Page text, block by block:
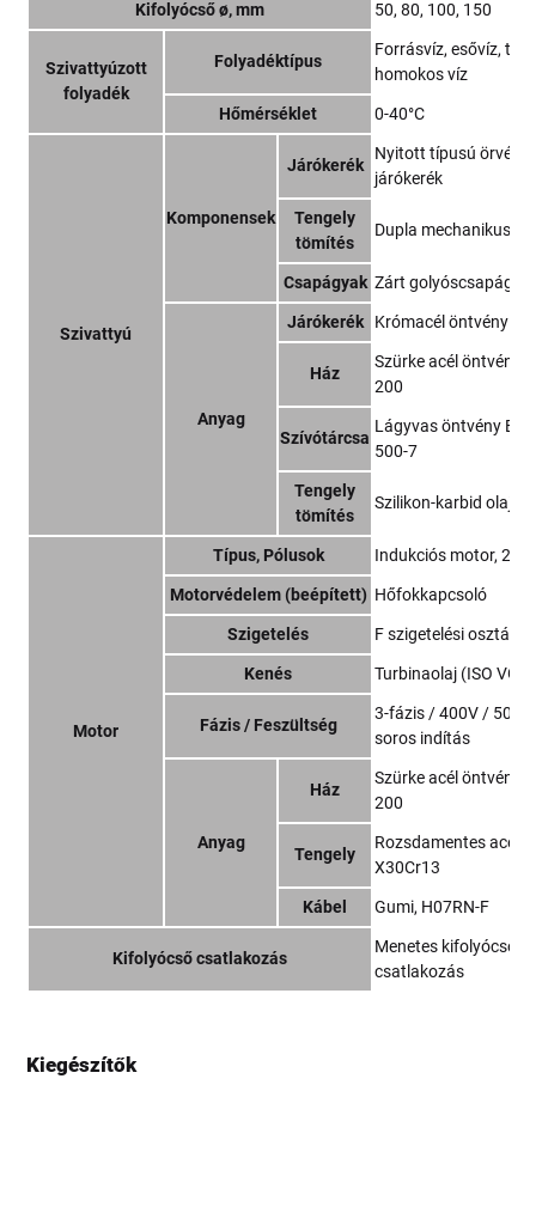
Kifolyócső ø, mm 50, 80, 100, 150
Szivattyúzott
folyadék
Folyadéktípus
Forrásvíz, esővíz,
homokos víz
Hőmérséklet 0-40°C
Szivattyú
Komponensek
Járókerék
Nyitott típusú
járókerék
Tengely
tömítés
Dupla mechanikus
Csapágyak Zárt golyóscsapágy
Anyag
Járókerék Krómacél öntvény
Ház
Szürke acél öntvény
200
Szívótárcsa
Lágyvas öntvény EN-
500-7
Tengely
tömítés
Szilikon-karbid
Motor
Típus, Pólusok Indukciós motor, 2
Motorvédelem (beépített) Hőfokkapcsoló
Szigetelés F szigetelési osztály
Kenés Turbinaolaj (ISO
Fázis / Feszültség
3-fázis / 400V /
soros indítás
Anyag
Ház
Szürke acél öntvény
200
Tengely
Rozsdamentes acél
X30Cr13
Kábel Gumi, H07RN-F
Kifolyócső csatlakozás
Menetes kifolyócső
csatlakozás
Kiegészítők